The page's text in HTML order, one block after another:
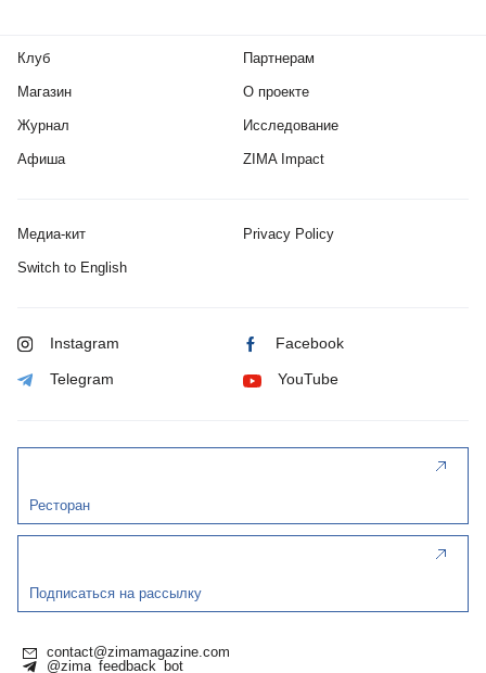
Клуб
Магазин
Журнал
Афиша
Партнерам
О проекте
Исследование
ZIMA Impact
Медиа-кит Privacy Policy
Switch to English
Instagram Facebook
Telegram YouTube
Ресторан
Подписаться на рассылку
contact@zimamagazine.com
@zima_feedback_bot